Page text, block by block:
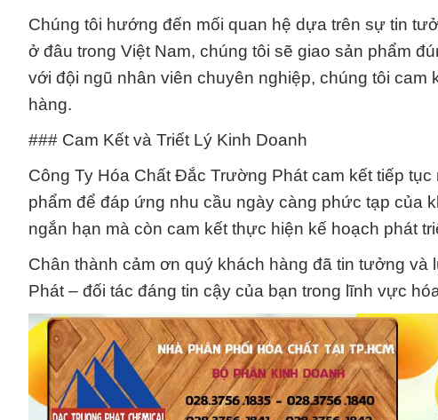
Chúng tôi hướng đến mối quan hệ dựa trên sự tin
ở đâu trong Việt Nam, chúng tôi sẽ giao sản phẩm
với đội ngũ nhân viên chuyên nghiệp, chúng tôi
hàng.
### Cam Kết và Triết Lý Kinh Doanh
Công Ty Hóa Chất Đắc Trường Phát cam kết tiếp
phẩm để đáp ứng nhu cầu ngày càng phức tạp của
ngắn hạn mà còn cam kết thực hiện kế hoạch phát
Chân thành cảm ơn quý khách hàng đã tin tưởng
Phát – đối tác đáng tin cậy của bạn trong lĩnh vực